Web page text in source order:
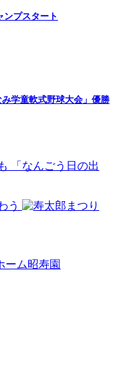
プスタート
学童軟式野球大会」優勝
「なんごう日の出
う